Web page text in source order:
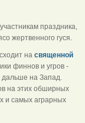
праздника,
жертвенного гуся.
на священной
финнов и угров -
дальше на Запад.
на этих обширных
и самых аграрных